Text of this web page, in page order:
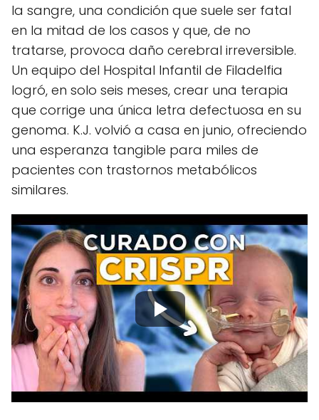
la sangre, una condición que suele ser fatal
en la mitad de los casos y que, de no
tratarse, provoca daño cerebral irreversible.
Un equipo del Hospital Infantil de Filadelfia
logró, en solo seis meses, crear una terapia
que corrige una única letra defectuosa en su
genoma. K.J. volvió a casa en junio, ofreciendo
una esperanza tangible para miles de
pacientes con trastornos metabólicos
similares.